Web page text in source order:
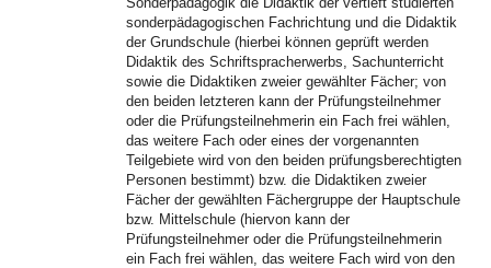
sonderpädagogischen Fachrichtung und die Didaktik
der Grundschule (hierbei können geprüft werden
Didaktik des Schriftspracherwerbs, Sachunterricht
sowie die Didaktiken zweier gewählter Fächer; von
den beiden letzteren kann der Prüfungsteilnehmer
oder die Prüfungsteilnehmerin ein Fach frei wählen,
das weitere Fach oder eines der vorgenannten
Teilgebiete wird von den beiden prüfungsberechtigten
Personen bestimmt) bzw. die Didaktiken zweier
Fächer der gewählten Fächergruppe der Hauptschule
bzw. Mittelschule (hiervon kann der
Prüfungsteilnehmer oder die Prüfungsteilnehmerin
ein Fach frei wählen, das weitere Fach wird von den